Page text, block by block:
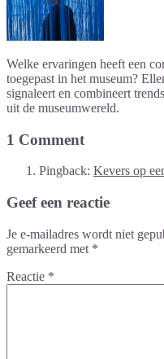
Welke ervaringen heeft een
toegepast in het museum?
signaleert en combineert
uit de museumwereld.
1 Comment
Pingback: Kevers op
Geef een reactie
Je e-mailadres wordt niet
gemarkeerd met *
Reactie *